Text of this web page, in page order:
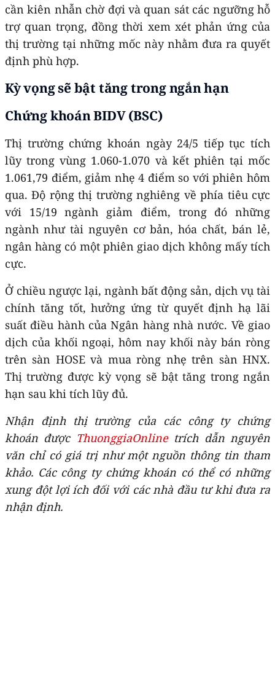
cần kiên nhẫn chờ đợi và quan sát các ngưỡng hỗ
trợ quan trọng, đồng thời xem xét phản ứng của
thị trường tại những mốc này nhằm đưa ra quyết
định phù hợp.
Kỳ vọng sẽ bật tăng trong ngắn hạn
Chứng khoán BIDV (BSC)
Thị trường chứng khoán ngày 24/5 tiếp tục tích
lũy trong vùng 1.060-1.070 và kết phiên tại mốc
1.061,79 điểm, giảm nhẹ 4 điểm so với phiên hôm
qua. Độ rộng thị trường nghiêng về phía tiêu cực
với 15/19 ngành giảm điểm, trong đó những
ngành như tài nguyên cơ bản, hóa chất, bán lẻ,
ngân hàng có một phiên giao dịch không mấy tích
cực.
Ở chiều ngược lại, ngành bất động sản, dịch vụ tài
chính tăng tốt, hưởng ứng từ quyết định hạ lãi
suất điều hành của Ngân hàng nhà nước. Về giao
dịch của khối ngoại, hôm nay khối này bán ròng
trên sàn HOSE và mua ròng nhẹ trên sàn HNX.
Thị trường được kỳ vọng sẽ bật tăng trong ngắn
hạn sau khi tích lũy đủ.
Nhận định thị trường của các công ty chứng
khoán được ThuonggiaOnlinetrích dẫn nguyên
văn chỉ có giá trị như một nguồn thông tin tham
khảo. Các công ty chứng khoán có thể có những
xung đột lợi ích đối với các nhà đầu tư khi đưa ra
nhận định.